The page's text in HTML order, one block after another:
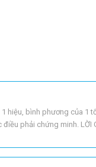
hiệu, bình phương của 1
phải chứng minh. LỜI